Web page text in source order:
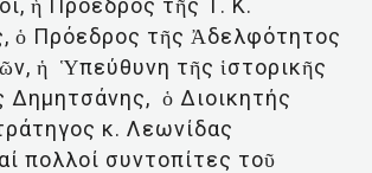
ἡ Πρόεδρος τῆς Τ. Κ.
ὁ Πρόεδρος τῆς Ἀδελφότητος
ἡ Ὑπεύθυνη τῆς ἱστορικῆς
Δημητσάνης, ὁ Διοικητής
κ. Λεωνίδας
πολλοί συντοπίτες τοῦ